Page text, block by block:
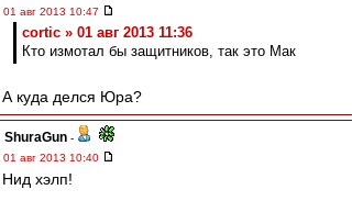
01 авг 2013 10:47
cortic » 01 авг 2013 11:36
Кто измотал бы защитников, так это Мак
А куда делся Юра?
ShuraGun -
01 авг 2013 10:40
Нид хэлп!